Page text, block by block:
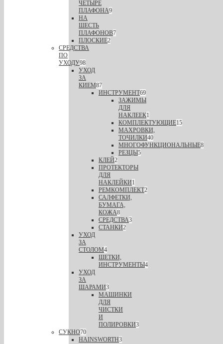
ЧЕТЫРЕ
ПЛАФОНА9
НА
ШЕСТЬ
ПЛАФОНОВ7
ПЛОСКИЕ2
СРЕДСТВА
ПО
УХОДУ98
УХОД
ЗА
КИЕМ87
ИНСТРУМЕНТ69
ЗАЖИМЫ
ДЛЯ
НАКЛЕЕК1
КОМПЛЕКТУЮЩИЕ15
МАХРОВКИ,
ТОЧИЛКИ40
МНОГОФУНКЦИОНАЛЬНЫЕ8
РЕЗЦЫ5
КЛЕЙ2
ПРОТЕКТОРЫ
ДЛЯ
НАКЛЕЙКИ1
РЕМКОМПЛЕКТ2
САЛФЕТКИ,
БУМАГА,
КОЖА8
СРЕДСТВА3
СТАНКИ2
УХОД
ЗА
СТОЛОМ4
ЩЕТКИ,
ИНСТРУМЕНТЫ4
УХОД
ЗА
ШАРАМИ3
МАШИНКИ
ДЛЯ
ЧИСТКИ
И
ПОЛИРОВКИ3
СУКНО70
HAINSWORTH3